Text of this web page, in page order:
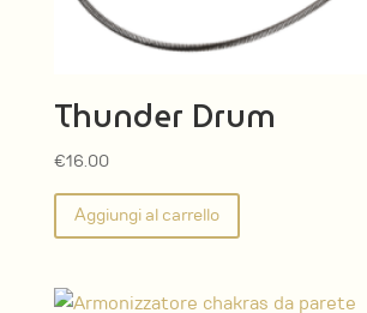
Thunder Drum
€16.00
Aggiungi al carrello